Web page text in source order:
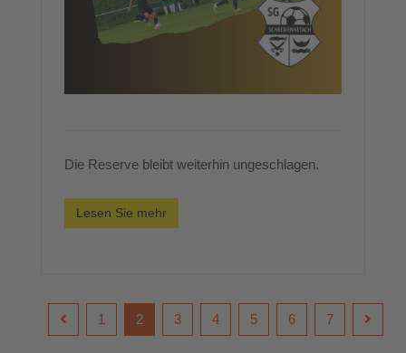
Die Reserve bleibt weiterhin ungeschlagen.
Lesen Sie mehr
1 2 3 4 5 6 7